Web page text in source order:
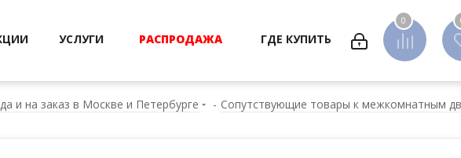
0
УСЛУГИ РАСПРОДАЖА ГДЕ КУПИТЬ
и на заказ в Москве и Петербурге - Сопутствующие товары к межкомнатным